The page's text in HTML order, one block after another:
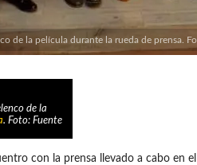
de la película durante la rueda de prensa.
de la
. Foto: Fuente
con la prensa llevado a cabo en